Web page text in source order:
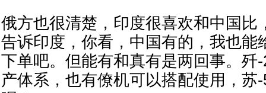
俄方也很清楚，印度很喜欢和中国比
告诉印度，你看，中国有的，我也能
下单吧。但能有和真有是两回事。歼
产体系，也有僚机可以搭配使用，苏